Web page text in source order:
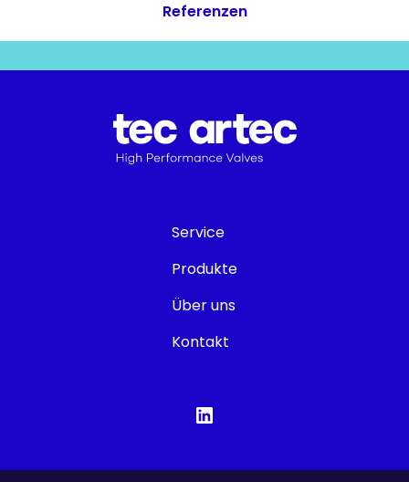
Referenzen
Service
Produkte
Über uns
Kontakt